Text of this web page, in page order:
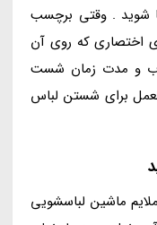
شوید . وقتی برچسب
اختصاری که روی آن
و مدت زمان شست
برای شستن لباس
ماشین لباسشویی